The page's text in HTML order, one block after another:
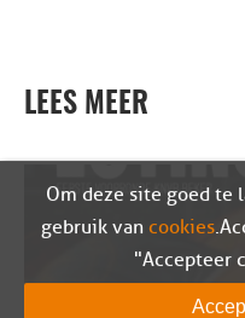
LEES MEER
Om deze site goed te
gebruik van cookies.
"Accepteer